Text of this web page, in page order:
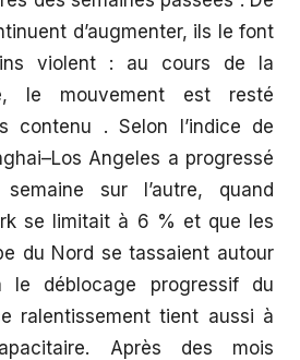
d’augmenter, ils le font
violent : au cours de la
le mouvement est resté
contenu . Selon l’indice de
Angeles a progressé
sur l’autre, quand
se limitait à 6 % et que les
du Nord se tassaient autour
le déblocage progressif du
ralentissement tient aussi à
Après des mois